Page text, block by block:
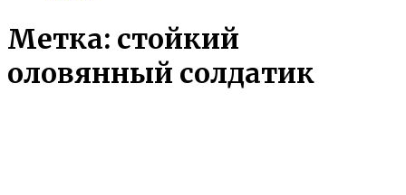
Метка: стойкий
оловянный солдатик